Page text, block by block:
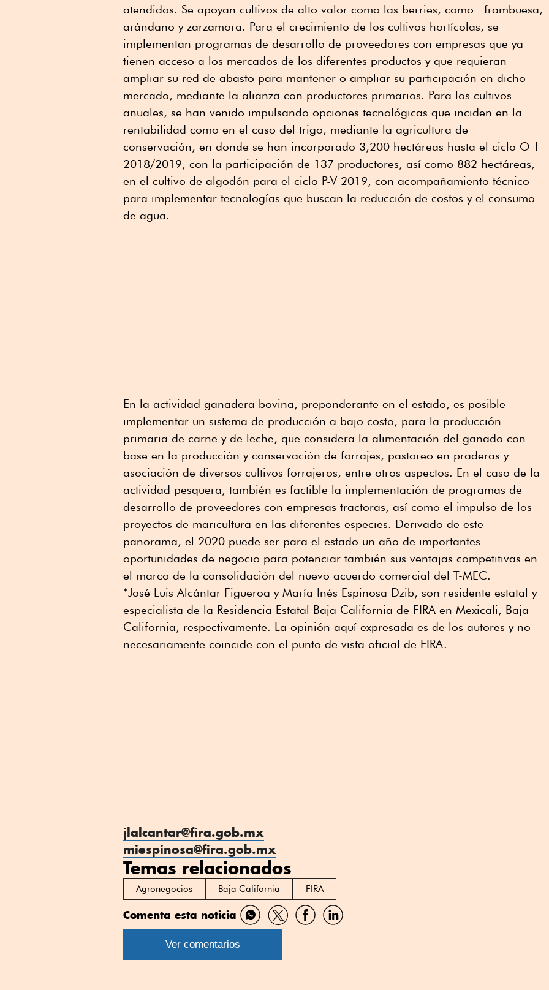
atendidos. Se apoyan cultivos de alto valor como las berries, como frambuesa,
arándano y zarzamora. Para el crecimiento de los cultivos hortícolas, se
implementan programas de desarrollo de proveedores con empresas que ya
tienen acceso a los mercados de los diferentes productos y que requieran
ampliar su red de abasto para mantener o ampliar su participación en dicho
mercado, mediante la alianza con productores primarios. Para los cultivos
anuales, se han venido impulsando opciones tecnológicas que inciden en la
rentabilidad como en el caso del trigo, mediante la agricultura de
conservación, en donde se han incorporado 3,200 hectáreas hasta el ciclo O-I
2018/2019, con la participación de 137 productores, así como 882 hectáreas,
en el cultivo de algodón para el ciclo P-V 2019, con acompañamiento técnico
para implementar tecnologías que buscan la reducción de costos y el consumo
de agua.
En la actividad ganadera bovina, preponderante en el estado, es posible
implementar un sistema de producción a bajo costo, para la producción
primaria de carne y de leche, que considera la alimentación del ganado con
base en la producción y conservación de forrajes, pastoreo en praderas y
asociación de diversos cultivos forrajeros, entre otros aspectos. En el caso de la
actividad pesquera, también es factible la implementación de programas de
desarrollo de proveedores con empresas tractoras, así como el impulso de los
proyectos de maricultura en las diferentes especies. Derivado de este
panorama, el 2020 puede ser para el estado un año de importantes
oportunidades de negocio para potenciar también sus ventajas competitivas en
el marco de la consolidación del nuevo acuerdo comercial del T-MEC.
*José Luis Alcántar Figueroa y María Inés Espinosa Dzib, son residente estatal y
especialista de la Residencia Estatal Baja California de FIRA en Mexicali, Baja
California, respectivamente. La opinión aquí expresada es de los autores y no
necesariamente coincide con el punto de vista oficial de FIRA.
jlalcantar@fira.gob.mx
miespinosa@fira.gob.mx
Temas relacionados
Agronegocios Baja California FIRA
Comenta esta noticia
Compartir
por
Compartir
por
CompartirCompartir
Ver comentarios